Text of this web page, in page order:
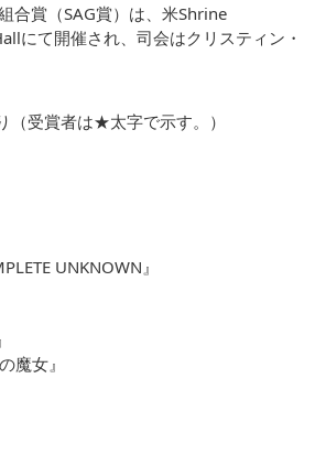
合賞（SAG賞）は、米Shrine
にて開催され、司会はクリスティン・
（受賞者は★太字で示す。）
UNKNOWN』
魔女』